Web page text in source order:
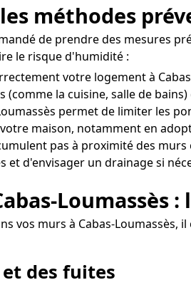
méthodes
de prendre des mesures
le risque d'humidité :
votre logement à
(comme la cuisine, salle de
permet de limiter les
maison, notamment en
pas à proximité des
d'envisager un drainage si
Loumassès
vos murs à Cabas-
des fuites